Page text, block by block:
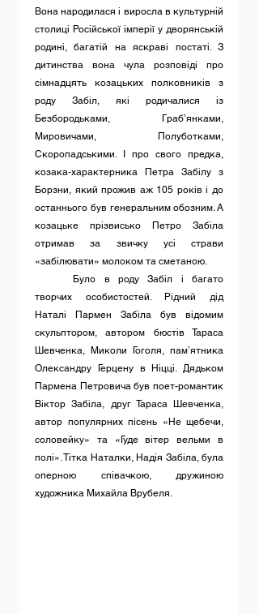
Вона народилася і виросла в культурній
столиці Російської імперії у дворянській
родині, багатій на яскраві постаті. З
дитинства вона чула розповіді про
сімнадцять козацьких полковників з
роду Забіл, які родичалися із
Безбородьками, Граб’янками,
Мировичами, Полуботками,
Скоропадськими. І про свого предка,
козака-характерника Петра Забілу з
Борзни, який прожив аж 105 років і до
останнього був генеральним обозним. А
козацьке прізвисько Петро Забіла
отримав за звичку усі страви
«забілювати» молоком та сметаною.
	Було в роду Забіл і багато
творчих особистостей. Рідний дід
Наталі Пармен Забіла був відомим
скульптором, автором бюстів Тараса
Шевченка, Миколи Гоголя, пам’ятника
Олександру Герцену в Ніцці. Дядьком
Пармена Петровича був поет-романтик
Віктор Забіла, друг Тараса Шевченка,
автор популярних пісень «Не щебечи,
соловейку» та «Гуде вітер вельми в
полі». Тітка Наталки, Надія Забіла, була
оперною співачкою, дружиною
художника Михайла Врубеля.